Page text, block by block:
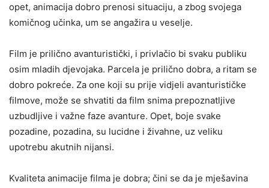
opet, animacija dobro prenosi situaciju, a zbog svojega
komičnog učinka, um se angažira u veselje.
Film je prilično avanturistički, i privlačio bi svaku publiku
osim mladih djevojaka. Parcela je prilično dobra, a ritam se
dobro pokreće. Za one koji su prije vidjeli avanturističke
filmove, može se shvatiti da film snima prepoznatljive
uzbudljive i važne faze avanture. Opet, boje svake
pozadine, pozadina, su lucidne i živahne, uz veliku
upotrebu akutnih nijansi.
Kvaliteta animacije filma je dobra; čini se da je mješavina